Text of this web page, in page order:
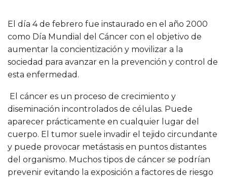
El día 4 de febrero fue instaurado en el año 2000
como Día Mundial del Cáncer con el objetivo de
aumentar la concientización y movilizar a la
sociedad para avanzar en la prevención y control de
esta enfermedad.
El cáncer es un proceso de crecimiento y
diseminación incontrolados de células. Puede
aparecer prácticamente en cualquier lugar del
cuerpo. El tumor suele invadir el tejido circundante
y puede provocar metástasis en puntos distantes
del organismo. Muchos tipos de cáncer se podrían
prevenir evitando la exposición a factores de riesgo